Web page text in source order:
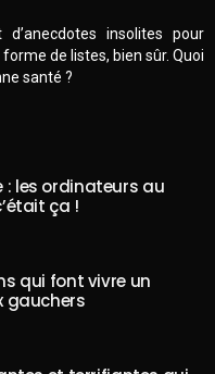
insolites pour
de listes, bien sûr. Quoi
santé ?
les ordinateurs au
ça !
qui font vivre un
gauchers